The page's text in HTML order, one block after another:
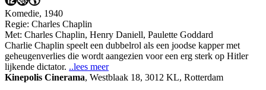
Komedie, 1940
Regie: Charles Chaplin
Met: Charles Chaplin, Henry Daniell, Paulette Goddard
Charlie Chaplin speelt een dubbelrol als een joodse kapper met
geheugenverlies die wordt aangezien voor een erg sterk op Hitler
lijkende dictator. ..lees meer
Kinepolis Cinerama, Westblaak 18, 3012 KL, Rotterdam